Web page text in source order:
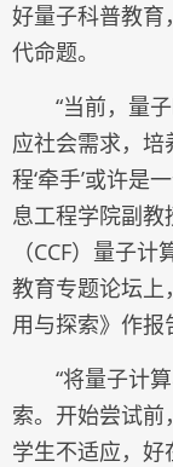
好量子科普教育
代命题。
“当前，量
应社会需求，
程‘牵手’或许是
息工程学院副
（CCF）量子
教育专题论坛上
用与探索》作报
“将量子计
索。开始尝试前
学生不适应，好